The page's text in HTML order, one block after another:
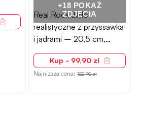
Kup - 179,90 zł
Najniższa cena:277,90 zł